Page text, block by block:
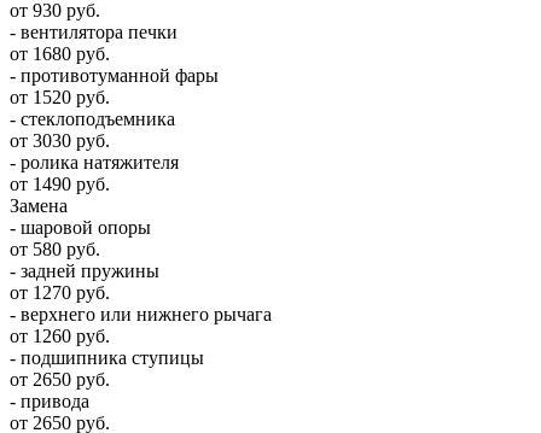
от 930 руб.
- вентилятора печки
от 1680 руб.
- противотуманной фары
от 1520 руб.
- стеклоподъемника
от 3030 руб.
- ролика натяжителя
от 1490 руб.
Замена
- шаровой опоры
от 580 руб.
- задней пружины
от 1270 руб.
- верхнего или нижнего рычага
от 1260 руб.
- подшипника ступицы
от 2650 руб.
- привода
от 2650 руб.